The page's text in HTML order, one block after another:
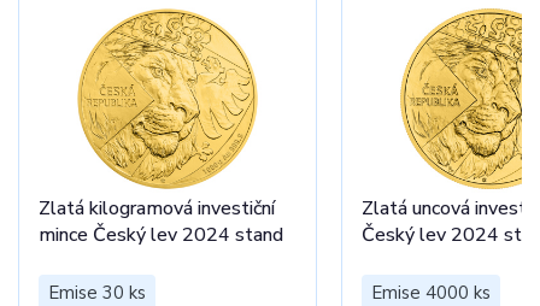
Zlatá kilogramová investiční
mince Český lev 2024 stand
Emise 30 ks
Zlatá uncová
Český lev 2024
Emise 4000 ks